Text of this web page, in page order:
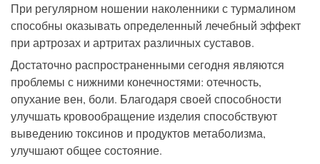
При регулярном ношении наколенники с турмалином
способны оказывать определенный лечебный эффект
при артрозах и артритах различных суставов.
Достаточно распространенными сегодня являются
проблемы с нижними конечностями: отечность,
опухание вен, боли. Благодаря своей способности
улучшать кровообращение изделия способствуют
выведению токсинов и продуктов метаболизма,
улучшают общее состояние.